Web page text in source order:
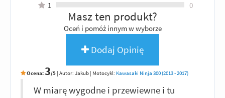
1
0
Masz ten produkt?
Oceń i pomóż innym w wyborze
Dodaj Opinię
Ocena:3/5 | Autor: Jakub | Motocykl: Kawasaki Ninja 300 (2013 - 2017)
W miarę wygodne i przewiewne i tu